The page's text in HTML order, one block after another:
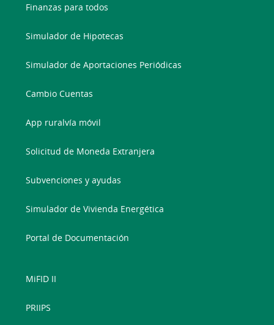
Finanzas para todos
Simulador de Hipotecas
Simulador de Aportaciones Periódicas
Cambio Cuentas
App ruralvía móvil
Solicitud de Moneda Extranjera
Subvenciones y ayudas
Simulador de Vivienda Energética
Portal de Documentación
MiFID II
PRIIPS